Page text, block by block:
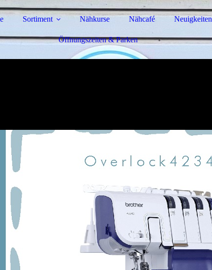
Sortiment Nähkurse Nähcafé Neuigkeiten
Öffnungszeiten & Parken